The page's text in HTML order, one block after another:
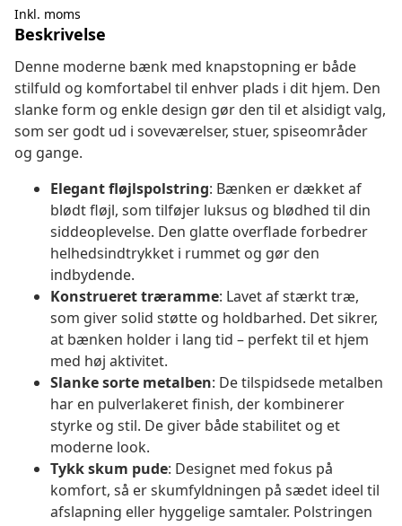
Inkl. moms
Beskrivelse
Denne moderne bænk med knapstopning er både
stilfuld og komfortabel til enhver plads i dit hjem. Den
slanke form og enkle design gør den til et alsidigt valg,
som ser godt ud i soveværelser, stuer, spiseområder
og gange.
Elegant fløjlspolstring: Bænken er dækket af
blødt fløjl, som tilføjer luksus og blødhed til din
siddeoplevelse. Den glatte overflade forbedrer
helhedsindtrykket i rummet og gør den
indbydende.
Konstrueret træramme: Lavet af stærkt træ,
som giver solid støtte og holdbarhed. Det sikrer,
at bænken holder i lang tid – perfekt til et hjem
med høj aktivitet.
Slanke sorte metalben: De tilspidsede metalben
har en pulverlakeret finish, der kombinerer
styrke og stil. De giver både stabilitet og et
moderne look.
Tykk skum pude: Designet med fokus på
komfort, så er skumfyldningen på sædet ideel til
afslapning eller hyggelige samtaler. Polstringen